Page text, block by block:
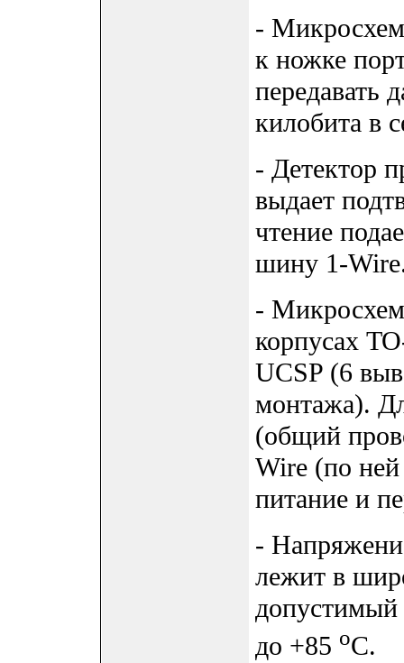
-
к ножке
передавать
килобита в
- Детектор
выдает
чтение
шину 1-
-
корпусах
UCSP (6
монтажа).
(общий
Wire (по ней
питание и
-
лежит в
допустимый
до +85 oC.